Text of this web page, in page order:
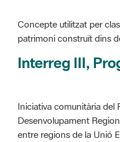
Concepte utilitzat per
patrimoni construït dins
Interreg III,
Iniciativa comunitària del
Desenvolupament
entre regions de la Unió